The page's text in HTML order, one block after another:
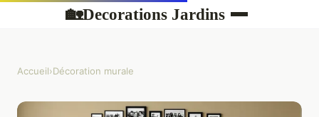
🏡Decorations Jardins
Accueil›Décoration murale